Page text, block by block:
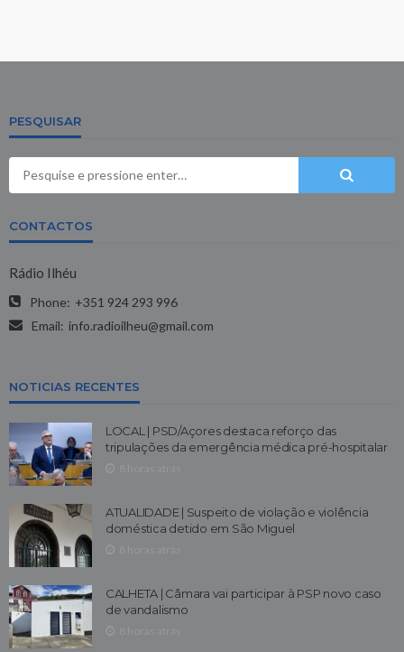
PESQUISAR
CONTACTOS
Rádio Ilhéu
Phone: +351 924 293 996
Email: info.radioilheu@gmail.com
NOTICIAS RECENTES
LOCAL | PSD/Açores destaca reforço das
tripulações da emergência médica pré-hospitalar
ATUALIDADE | Suspeito de violação e violência
doméstica detido em São Miguel
CALHETA | Câmara vai participar à PSP novo caso
de vandalismo